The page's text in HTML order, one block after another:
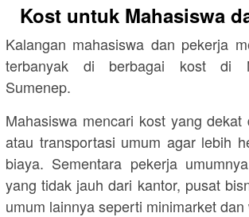
Kost untuk Mahasiswa
Kalangan mahasiswa dan pekerja
terbanyak di berbagai kost di
Sumenep.
Mahasiswa mencari kost yang dekat
atau transportasi umum agar lebih
biaya. Sementara pekerja
yang tidak jauh dari kantor, pusat
umum lainnya seperti minimarket